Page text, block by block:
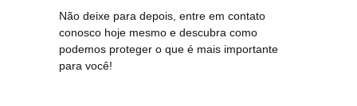
Não deixe para depois, entre em contato
conosco hoje mesmo e descubra como
podemos proteger o que é mais importante
para você!